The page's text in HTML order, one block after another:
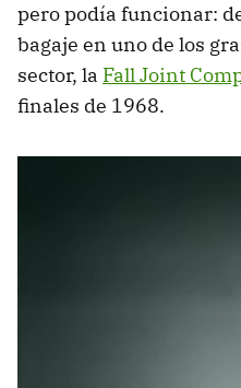
pero podía funcionar:
bagaje en uno de los
sector, la Fall Joint
finales de 1968.